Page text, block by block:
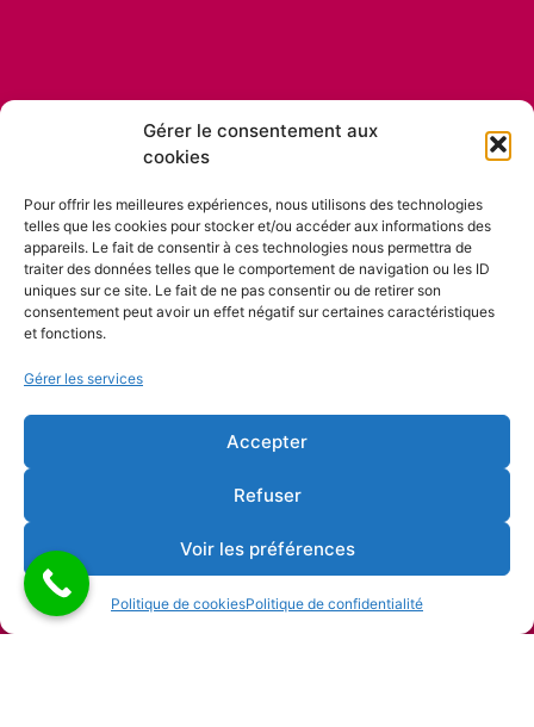
Gérer le consentement aux
cookies
Pour offrir les meilleures expériences, nous utilisons des technologies
telles que les cookies pour stocker et/ou accéder aux informations des
appareils. Le fait de consentir à ces technologies nous permettra de
traiter des données telles que le comportement de navigation ou les ID
uniques sur ce site. Le fait de ne pas consentir ou de retirer son
consentement peut avoir un effet négatif sur certaines caractéristiques
et fonctions.
Gérer les services
Accepter
Refuser
Voir les préférences
Politique de cookiesPolitique de confidentialité
Nos partenaires